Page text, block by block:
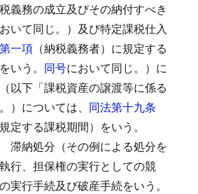
税義務の成立及びその納付すべき
いて同じ。）及び特定課税仕入
一項 （納税義務者）に規定する
いう。 同号において同じ。）に
以下「課税資産の譲渡等に係る
）については、 同法第十九条
定する課税期間）をいう。
滞納処分（その例による処分を
行、担保権の実行としての競
実行手続及び破産手続をいう。